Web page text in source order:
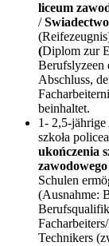
liceum
/
(Diplom zur
Berufslyzeen
Abschluss,
beinhaltet.
1- 2,5-
szkoła
ukończenia
Schulen
(Ausnahme:
Technikers